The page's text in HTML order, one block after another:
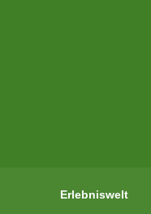
Erlebniswelt